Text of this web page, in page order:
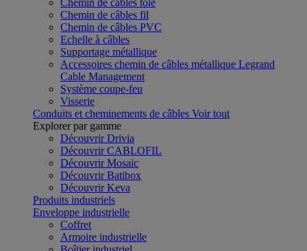
Chemin de câbles tôle
Chemin de câbles fil
Chemin de câbles PVC
Echelle à câbles
Supportage métallique
Accessoires chemin de câbles métallique Legrand
Cable Management
Système coupe-feu
Visserie
Conduits et cheminements de câbles Voir tout
Explorer par gamme
Découvrir Drivia
Découvrir CABLOFIL
Découvrir Mosaic
Découvrir Batibox
Découvrir Keva
Produits industriels
Enveloppe industrielle
Coffret
Armoire industrielle